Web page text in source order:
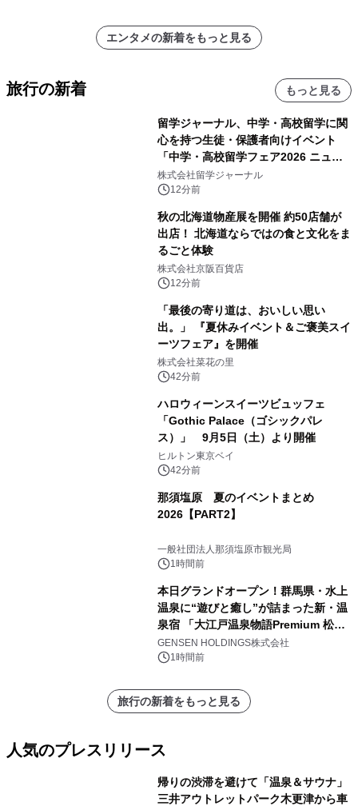
エンタメの新着をもっと見る
旅行の新着 もっと見る
留学ジャーナル、中学・高校留学に関
心を持つ生徒・保護者向けイベント
「中学・高校留学フェア2026 ニュー
ジーランド＆オーストラリア」を
9/12(土)に開催
株式会社留学ジャーナル
12分前
秋の北海道物産展を開催 約50店舗が
出店！ 北海道ならではの食と文化をま
るごと体験
株式会社京阪百貨店
12分前
「最後の寄り道は、おいしい思い
出。」 『夏休みイベント＆ご褒美スイ
ーツフェア』を開催
株式会社菜花の里
42分前
ハロウィーンスイーツビュッフェ
「Gothic Palace（ゴシックパレ
ス）」 9月5日（土）より開催
ヒルトン東京ベイ
42分前
那須塩原 夏のイベントまとめ
2026【PART2】
一般社団法人那須塩原市観光局
1時間前
本日グランドオープン！群馬県・水上
温泉に“遊びと癒し”が詰まった新・温
泉宿 「大江戸温泉物語Premium 松乃
井」が誕生
GENSEN HOLDINGS株式会社
1時間前
旅行の新着をもっと見る
人気のプレスリリース
帰りの渋滞を避けて「温泉＆サウナ」
三井アウトレットパーク木更津から車